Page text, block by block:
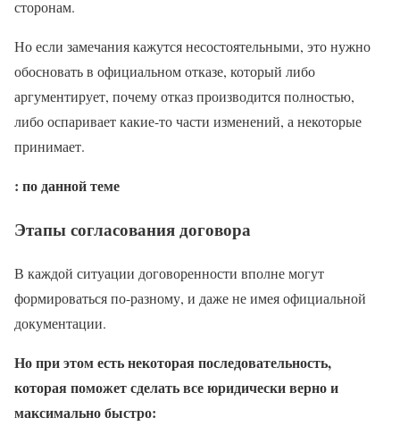
сторонам.
Но если замечания кажутся несостоятельными, это нужно
обосновать в официальном отказе, который либо
аргументирует, почему отказ производится полностью,
либо оспаривает какие-то части изменений, а некоторые
принимает.
: по данной теме
Этапы согласования договора
В каждой ситуации договоренности вполне могут
формироваться по-разному, и даже не имея официальной
документации.
Но при этом есть некоторая последовательность,
которая поможет сделать все юридически верно и
максимально быстро: